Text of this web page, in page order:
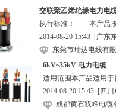
交联聚乙烯绝缘电力电
执行标准： 本产品按
2014-08-20 15:43 [广东
东莞市瑞达电线有
6kV~35kV 电力电缆
适用范围本产品适用于
2014-08-20 15:43 [四川
成都黄石双峰电缆